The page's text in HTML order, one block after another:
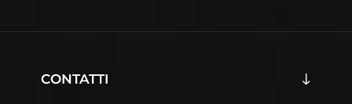
CONTATTI